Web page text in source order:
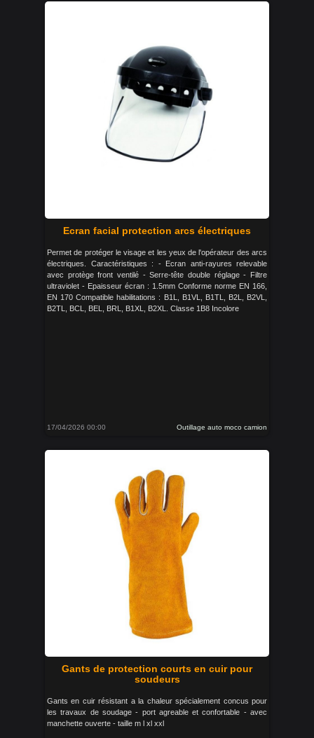
Ecran facial protection arcs électriques
Permet de protéger le visage et les yeux de l'opérateur des arcs
électriques. Caractéristiques : - Ecran anti-rayures relevable
avec protège front ventilé - Serre-tête double réglage - Filtre
ultraviolet - Epaisseur écran : 1.5mm Conforme norme EN 166,
EN 170 Compatible habilitations : B1L, B1VL, B1TL, B2L, B2VL,
B2TL, BCL, BEL, BRL, B1XL, B2XL. Classe 1B8 Incolore
17/04/2026 00:00 Outillage auto moco camion
Gants de protection courts en cuir pour
soudeurs
Gants en cuir résistant a la chaleur spécialement concus pour
les travaux de soudage - port agreable et confortable - avec
manchette ouverte - taille m l xl xxl